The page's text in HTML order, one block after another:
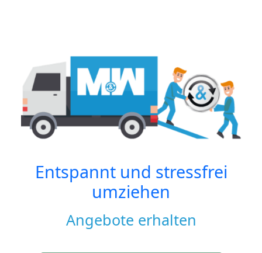
Entspannt und stressfrei
umziehen
Angebote erhalten